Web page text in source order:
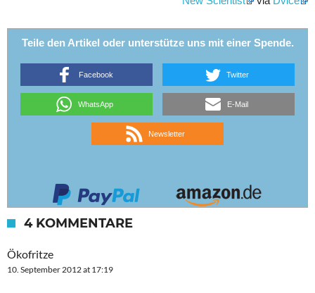
Teile den Artikel oder unterstütze uns mit einer Spende.
Facebook Twitter
WhatsApp E-Mail
Newsletter
4 KOMMENTARE
Ökofritze
10. September 2012 at 17:19